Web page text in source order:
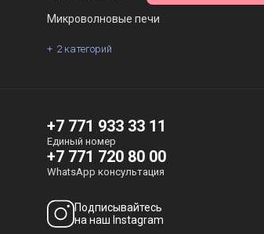
Микроволновые печи
2 категорий
+7 771 933 33 11
Единый номер
+7 771 720 80 00
WhatsApp консультация
Подписывайтесь
на наш Instagram